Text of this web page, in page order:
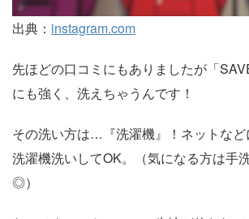
出典： instagram.com
先ほどの口コミにもありましたが「
にも強く、洗えちゃうんです！
その洗い方は…『洗濯機』！ネットなど
洗濯機洗いしてOK。（気になる方は手
◎）